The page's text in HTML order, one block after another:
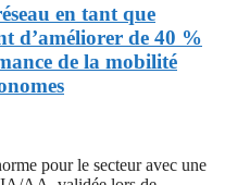
en tant que
d’améliorer de 40 %
de la mobilité
pour le secteur avec une